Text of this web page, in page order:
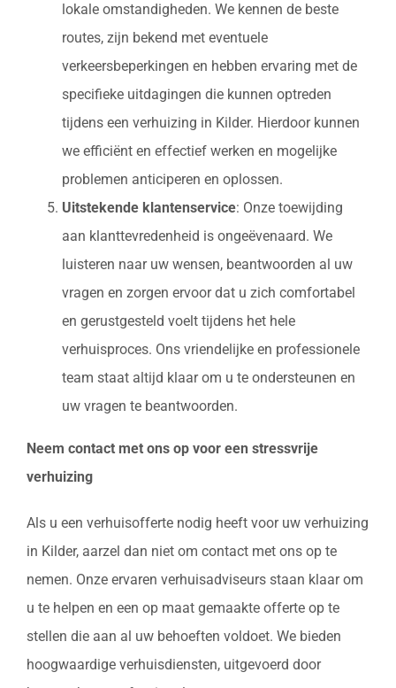
lokale omstandigheden. We kennen de beste
routes, zijn bekend met eventuele
verkeersbeperkingen en hebben ervaring met de
specifieke uitdagingen die kunnen optreden
tijdens een verhuizing in Kilder. Hierdoor kunnen
we efficiënt en effectief werken en mogelijke
problemen anticiperen en oplossen.
Uitstekende klantenservice: Onze toewijding
aan klanttevredenheid is ongeëvenaard. We
luisteren naar uw wensen, beantwoorden al uw
vragen en zorgen ervoor dat u zich comfortabel
en gerustgesteld voelt tijdens het hele
verhuisproces. Ons vriendelijke en professionele
team staat altijd klaar om u te ondersteunen en
uw vragen te beantwoorden.
Neem contact met ons op voor een stressvrije
verhuizing
Als u een verhuisofferte nodig heeft voor uw verhuizing
in Kilder, aarzel dan niet om contact met ons op te
nemen. Onze ervaren verhuisadviseurs staan klaar om
u te helpen en een op maat gemaakte offerte op te
stellen die aan al uw behoeften voldoet. We bieden
hoogwaardige verhuisdiensten, uitgevoerd door